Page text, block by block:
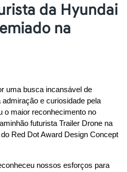
da Hyundai
na
uma busca incansável de
e curiosidade pela
o maior reconhecimento no
futurista Trailer Drone na
Red Dot Award Design Concept
nossos esforços para